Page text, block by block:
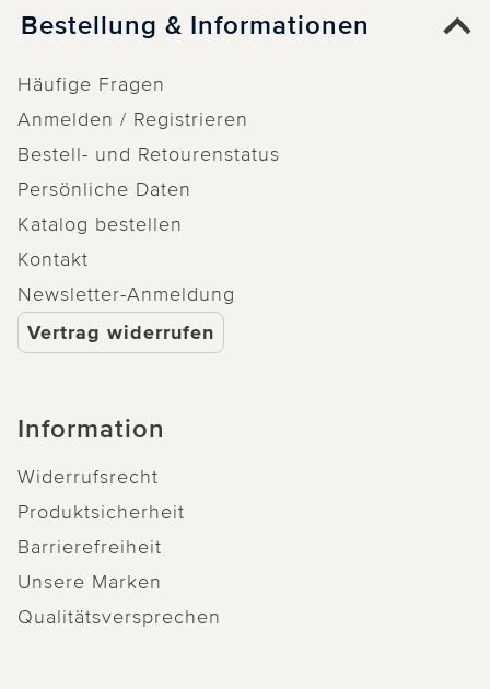
Bestellung & Informationen
Häufige Fragen
Anmelden / Registrieren
Bestell- und Retourenstatus
Persönliche Daten
Katalog bestellen
Kontakt
Newsletter-Anmeldung
Vertrag widerrufen
Information
Widerrufsrecht
Produktsicherheit
Barrierefreiheit
Unsere Marken
Qualitätsversprechen